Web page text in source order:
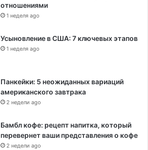
отношениями
1 неделя ago
Усыновление в США: 7 ключевых этапов
1 неделя ago
Панкейки: 5 неожиданных вариаций
американского завтрака
2 недели ago
Бамбл кофе: рецепт напитка, который
перевернет ваши представления о кофе
2 недели ago